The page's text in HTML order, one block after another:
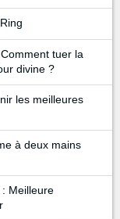
tuer la
divine ?
les meilleures
à deux mains
Meilleure